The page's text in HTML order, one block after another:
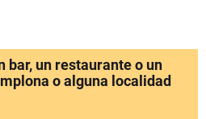
bar, un restaurante o un
o alguna localidad